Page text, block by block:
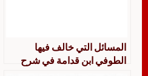
المسائل التي خالف فيها
الطوفي ابن قدامة في شرح